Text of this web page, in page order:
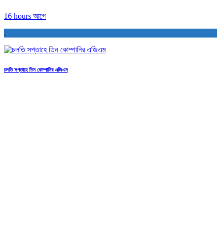
16 hours আগে
.
চলতি সপ্তাহে তিন কোম্পানির এজিএম